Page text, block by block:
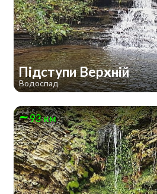
Підступи Верхній
Водоспад
93 км